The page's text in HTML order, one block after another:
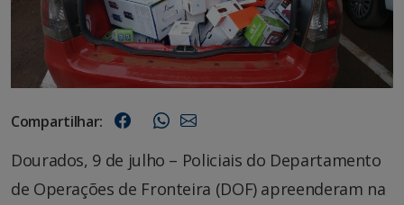
Compartilhar:
Dourados, 9 de julho – Policiais do Departamento
de Operações de Fronteira (DOF) apreenderam na